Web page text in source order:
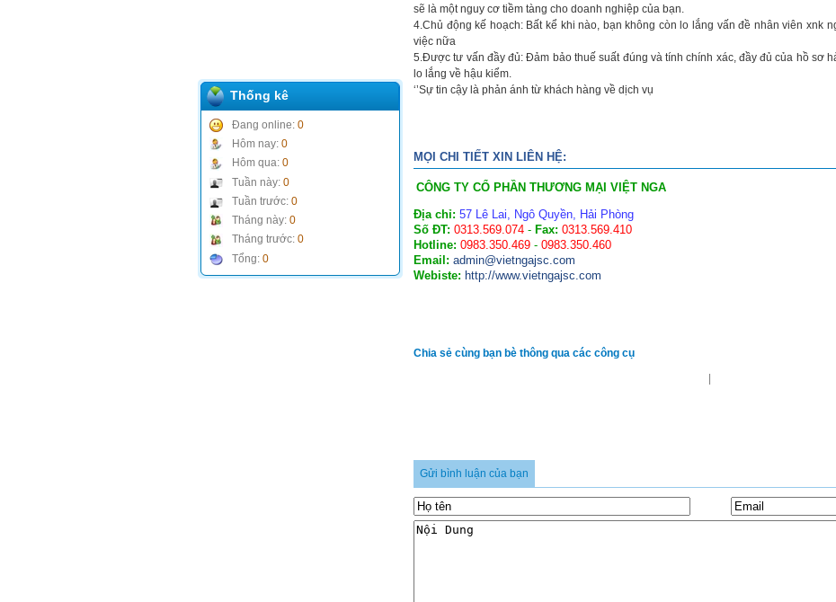
Thống kê
Đang online: 0
Hôm nay: 0
Hôm qua: 0
Tuần này: 0
Tuần trước: 0
Tháng này: 0
Tháng trước: 0
Tổng: 0
sẽ là một nguy cơ tiềm tàng cho doanh nghiệp của bạn.
4.Chủ động kế hoạch: Bất kể khi nào, bạn không còn lo lắng vấn đề nhân viên xnk
việc nữa
5.Được tư vấn đầy đủ: Đảm bảo thuế suất đúng và tính chính xác, đầy đủ của hồ sơ
lo lắng về hậu kiểm.
‘’Sự tin cậy là phản ánh từ khách hàng về dịch vụ
MỌI CHI TIẾT XIN LIÊN HỆ:
CÔNG TY CỔ PHẦN THƯƠNG MẠI VIỆT NGA
Địa chỉ: 57 Lê Lai, Ngô Quyền, Hải Phòng
Số ĐT: 0313.569.074 - Fax: 0313.569.410
Hotline: 0983.350.469 - 0983.350.460
Email: admin@vietngajsc.com
Webiste: http://www.vietngajsc.com
Chia sẻ cùng bạn bè thông qua các công cụ
Gửi bình luận của bạn